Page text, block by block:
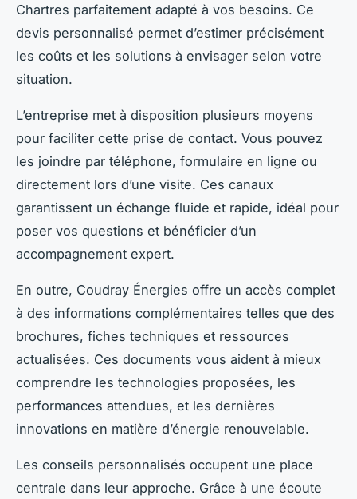
Chartres parfaitement adapté à vos besoins. Ce
devis personnalisé permet d’estimer précisément
les coûts et les solutions à envisager selon votre
situation.
L’entreprise met à disposition plusieurs moyens
pour faciliter cette prise de contact. Vous pouvez
les joindre par téléphone, formulaire en ligne ou
directement lors d’une visite. Ces canaux
garantissent un échange fluide et rapide, idéal pour
poser vos questions et bénéficier d’un
accompagnement expert.
En outre, Coudray Énergies offre un accès complet
à des informations complémentaires telles que des
brochures, fiches techniques et ressources
actualisées. Ces documents vous aident à mieux
comprendre les technologies proposées, les
performances attendues, et les dernières
innovations en matière d’énergie renouvelable.
Les conseils personnalisés occupent une place
centrale dans leur approche. Grâce à une écoute